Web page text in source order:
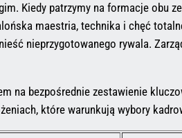
Kiedy patrzymy na formacje obu
maestria, technika i chęć
nieprzygotowanego rywala.
na bezpośrednie zestawienie
które warunkują wybory